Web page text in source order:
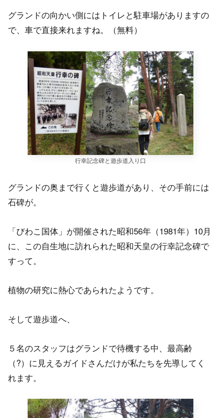
グランドの向かい側にはトイレと駐車場がありますの
で、車で直接来れますね。（無料）
行幸記念碑と遊歩道入り口
グランドの奥まで行くと遊歩道があり、その手前には
石碑が。
「びわこ国体」が開催された昭和56年（1981年）10月
に、この自生地に訪れられた昭和天皇の行幸記念碑で
すって。
植物の研究に熱心であられたようです。
そして遊歩道へ、
５名のスタッフはグランドで待機する中、最高齢
（?）に見えるガイドさんだけが私たちを先導してく
れます。